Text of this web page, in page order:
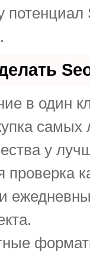
в один
у
проверка